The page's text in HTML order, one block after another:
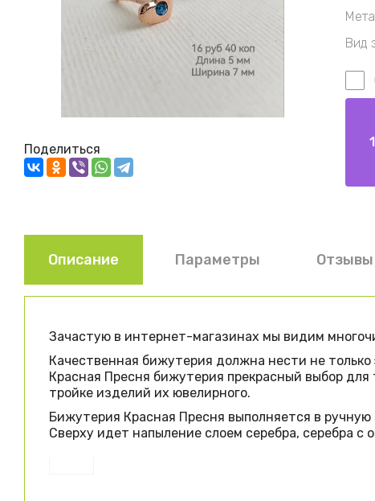
Поделиться
Вид
Описание Параметры Отзывы
Зачастую в интернет-магазинах мы видим
Качественная бижутерия должна нести не
Красная Пресня бижутерия прекрасный выбор
тройке изделий их ювелирного.
Бижутерия Красная Пресня выполняется в ручную
Сверху идет напыление слоем серебра, серебра с